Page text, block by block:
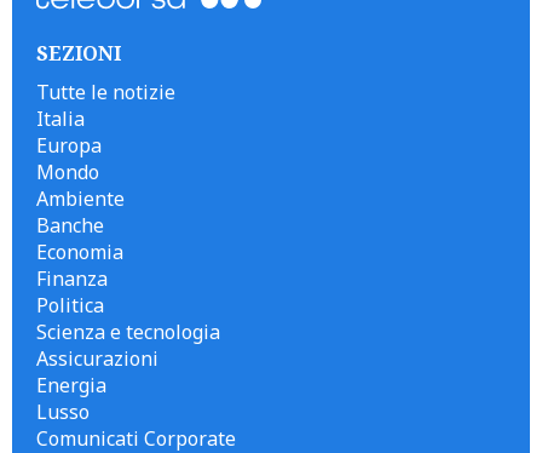
SEZIONI
Tutte le notizie
Italia
Europa
Mondo
Ambiente
Banche
Economia
Finanza
Politica
Scienza e tecnologia
Assicurazioni
Energia
Lusso
Comunicati Corporate